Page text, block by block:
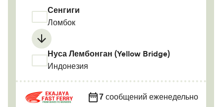
Сенгиги
Ломбок
Нуса Лембонган (Yellow Bridge)
Индонезия
7 сообщений еженедельно